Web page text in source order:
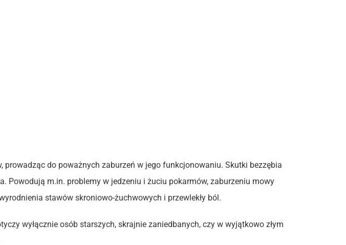
do poważnych zaburzeń w jego funkcjonowaniu. Skutki bezzębia
Powodują m.in. problemy w jedzeniu i żuciu pokarmów, zaburzeniu mowy
stawów skroniowo-żuchwowych i przewlekły ból.
wyłącznie osób starszych, skrajnie zaniedbanych, czy w wyjątkowo złym